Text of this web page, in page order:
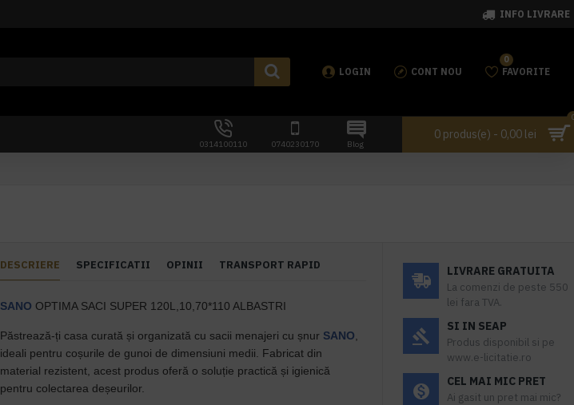
INFO LIVRARE
LOGIN CONT NOU FAVORITE
0
0314100110 0740230170 Blog
0 produs(e) - 0,00 lei
DESCRIERE SPECIFICATII OPINII TRANSPORT RAPID
SANO OPTIMA SACI SUPER 120L,10,70*110 ALBASTRI
Păstrează-ți casa curată și organizată cu sacii menajeri cu șnur SANO
ideali pentru coșurile de gunoi de dimensiuni medii. Fabricat din
material rezistent, acest produs oferă o soluție practică și igienică
pentru colectarea deșeurilor.
LIVRARE GRATUITA
La comenzi de peste 550
lei fara TVA.
SI IN SEAP
Produs disponibil si pe
www.e-licitatie.ro
CEL MAI MIC PRET
Ai gasit un pret mai mic?